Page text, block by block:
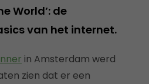
World’: de
van het internet.
in Amsterdam werd
zien dat er een